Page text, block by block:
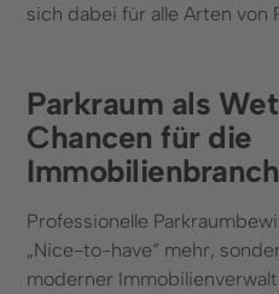
sich dabei für alle Arten von
Parkraum als
Chancen für die
Professionelle
„Nice-to-have“ mehr,
moderner